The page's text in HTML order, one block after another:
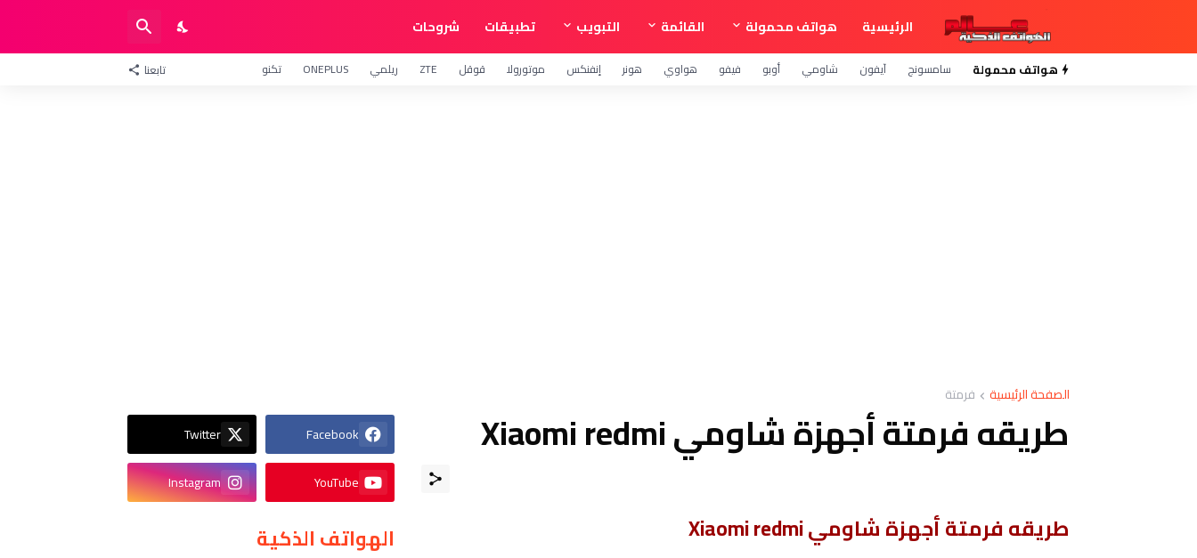
الرئيسية هواتف محمولة القائمة التبويب تطبيقات شروحات
هواتف محمولة سامسونج آيفون شاومي أوبو فيفو هواوي هونر إنفنكس موتورولا قوقل ZTE ريلمي ONEPLUS تكنو تابعنا
الصفحة الرئيسية فرمتة
طريقه فرمتة أجهزة شاومي Xiaomi redmi
طريقه فرمتة أجهزة شاومي Xiaomi redmi
Facebook
Twitter
YouTube
Instagram
الهواتف الذكية